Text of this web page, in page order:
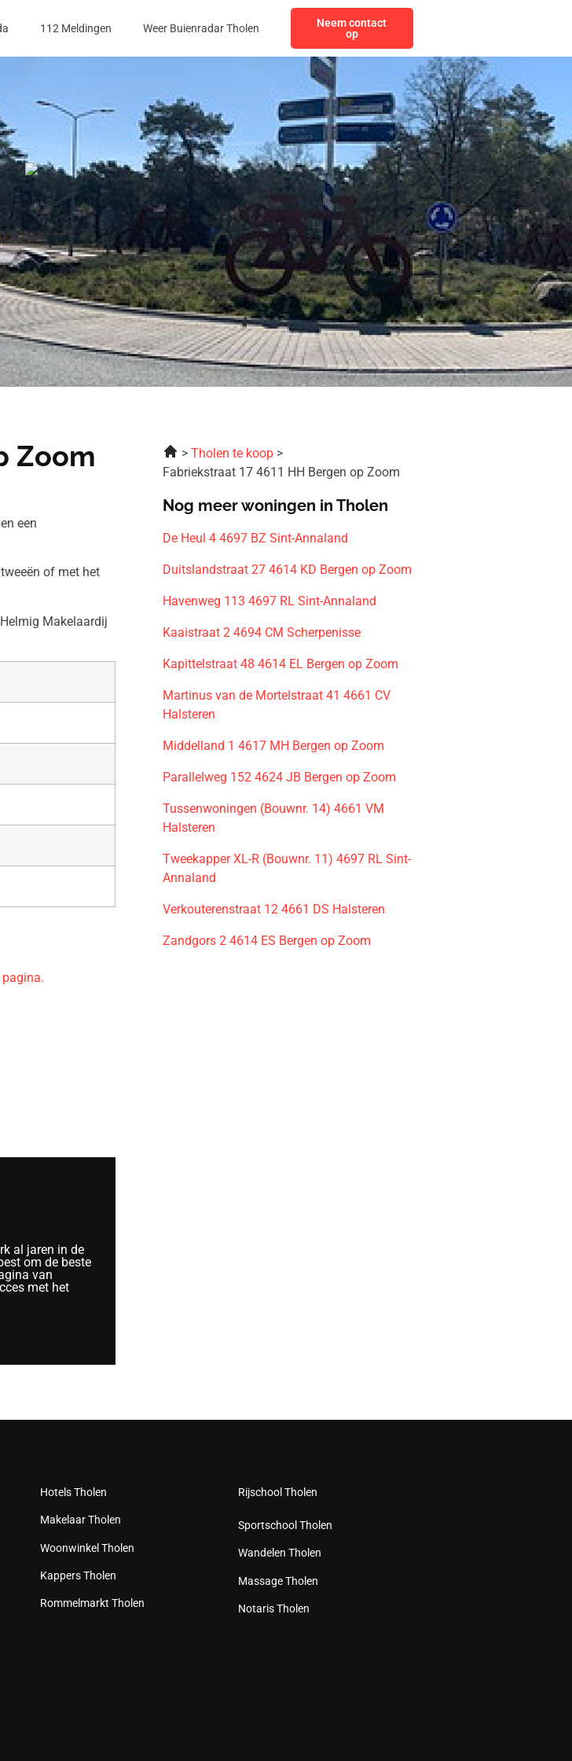
112 Meldingen Weer Buienradar Tholen
Neem contact
op
Zoom
een
of met het
Makelaardij
al jaren in de
om de beste
van
met het
Tholen te koop
Fabriekstraat 17 4611 HH Bergen op Zoom
Nog meer woningen in Tholen
De Heul 4 4697 BZ Sint-Annaland
Duitslandstraat 27 4614 KD Bergen op Zoom
Havenweg 113 4697 RL Sint-Annaland
Kaaistraat 2 4694 CM Scherpenisse
Kapittelstraat 48 4614 EL Bergen op Zoom
Martinus van de Mortelstraat 41 4661 CV
Halsteren
Middelland 1 4617 MH Bergen op Zoom
Parallelweg 152 4624 JB Bergen op Zoom
Tussenwoningen (Bouwnr. 14) 4661 VM
Halsteren
Tweekapper XL-R (Bouwnr. 11) 4697 RL Sint-
Annaland
Verkouterenstraat 12 4661 DS Halsteren
Zandgors 2 4614 ES Bergen op Zoom
Hotels Tholen
Makelaar Tholen
Woonwinkel Tholen
Kappers Tholen
Rommelmarkt Tholen
Rijschool Tholen
Sportschool Tholen
Wandelen Tholen
Massage Tholen
Notaris Tholen